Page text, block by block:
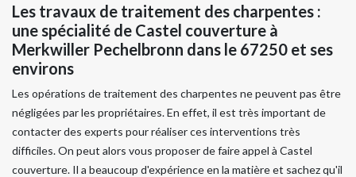
Les travaux de traitement des charpentes :
une spécialité de Castel couverture à
Merkwiller Pechelbronn dans le 67250 et ses
environs
Les opérations de traitement des charpentes ne peuvent pas être
négligées par les propriétaires. En effet, il est très important de
contacter des experts pour réaliser ces interventions très
difficiles. On peut alors vous proposer de faire appel à Castel
couverture. Il a beaucoup d'expérience en la matière et sachez qu'il